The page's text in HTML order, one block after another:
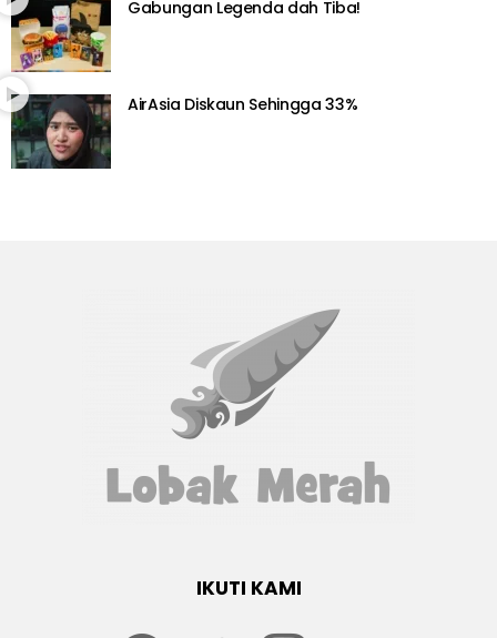
Gabungan Legenda dah Tiba!
AirAsia Diskaun Sehingga 33%
IKUTI KAMI